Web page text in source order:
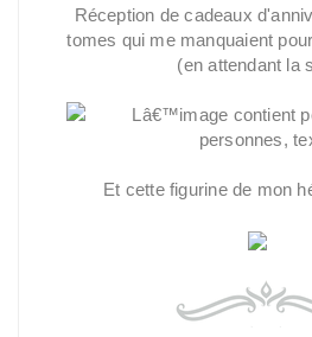
Réception de cadeaux
tomes qui me manquaient
(en attendant la
Et cette figurine de mon